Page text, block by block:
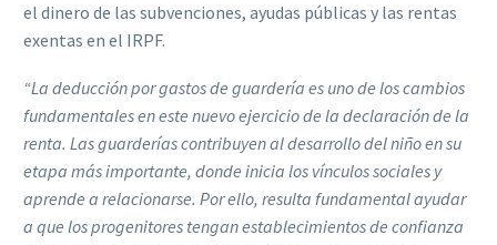
el dinero de las subvenciones, ayudas públicas y las rentas
exentas en el IRPF.
“La deducción por gastos de guardería es uno de los cambios
fundamentales en este nuevo ejercicio de la declaración de la
renta. Las guarderías contribuyen al desarrollo del niño en su
etapa más importante, donde inicia los vínculos sociales y
aprende a relacionarse. Por ello, resulta fundamental ayudar
a que los progenitores tengan establecimientos de confianza